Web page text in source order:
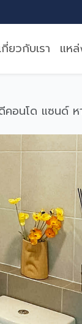
กี่ยวกับเรา แห
อนโด แซนด์